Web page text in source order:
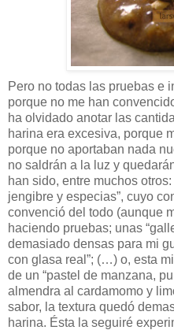
Pero no todas las pruebas e
porque no me han
ha olvidado anotar las
harina era excesiva, porque
porque no aportaban nada
no saldrán a la luz y
han sido, entre muchos
jengibre y especias”, cuyo
convenció del todo (aunque
haciendo pruebas; unas
demasiado densas para mi
con glasa real”; (…) o, esta
de un “pastel de manzana,
almendra al cardamomo y
sabor, la textura quedó
harina. Ésta la seguiré